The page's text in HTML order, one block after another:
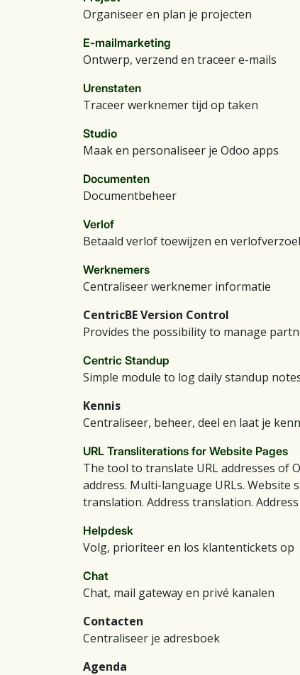
Organiseer en plan je projecten
E-mailmarketing
Ontwerp, verzend en traceer e-mails
Urenstaten
Traceer werknemer tijd op taken
Studio
Maak en personaliseer je Odoo apps
Documenten
Documentbeheer
Verlof
Betaald verlof toewijzen en
Werknemers
Centraliseer werknemer informatie
CentricBE Version Control
Provides the possibility to manage
Centric Standup
Simple module to log daily standup
Kennis
Centraliseer, beheer, deel en laat je
URL Transliterations for Website Pages
The tool to translate URL addresses of
address. Multi-language URLs. Website
translation. Address translation.
Helpdesk
Volg, prioriteer en los klantentickets op
Chat
Chat, mail gateway en privé kanalen
Contacten
Centraliseer je adresboek
Agenda